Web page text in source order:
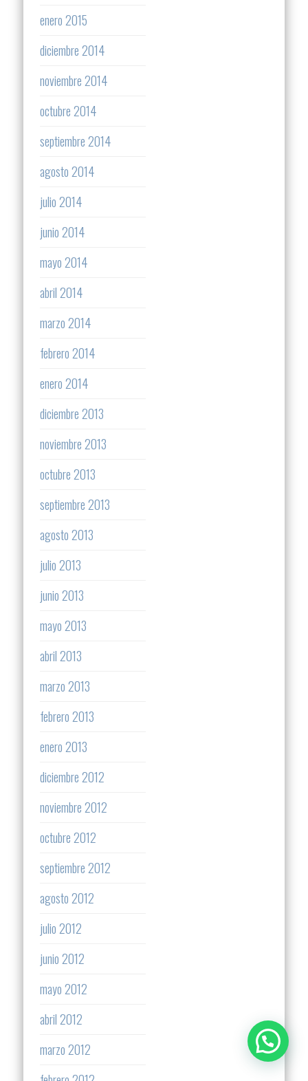
enero 2015
diciembre 2014
noviembre 2014
octubre 2014
septiembre 2014
agosto 2014
julio 2014
junio 2014
mayo 2014
abril 2014
marzo 2014
febrero 2014
enero 2014
diciembre 2013
noviembre 2013
octubre 2013
septiembre 2013
agosto 2013
julio 2013
junio 2013
mayo 2013
abril 2013
marzo 2013
febrero 2013
enero 2013
diciembre 2012
noviembre 2012
octubre 2012
septiembre 2012
agosto 2012
julio 2012
junio 2012
mayo 2012
abril 2012
marzo 2012